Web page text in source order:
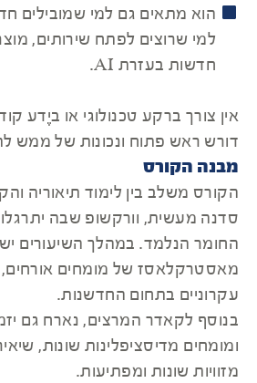
הוא מתאים גם למי שמובילים
למי שרוצים לפתח שירותים,
חדשות בעזרת AI.
אין צורך ברקע טכנולוגי או ביֶדע
דורש ראש פתוח ונכונות של ממש
מבנה הקורס
הקורס משלב בין לימוד תיאוריה
סדנה מעשית, וורקשופ שבה
החומר הנלמד. במהלך השיעורים
מאסטרקלאסז של מומחים אורחים,
עקרוניים בתחום החדשנות.
בנוסף לקאדר המרצים, נארח גם
ומומחים מדיסציפלינות שונות,
מזוויות שונות ומפתיעות.